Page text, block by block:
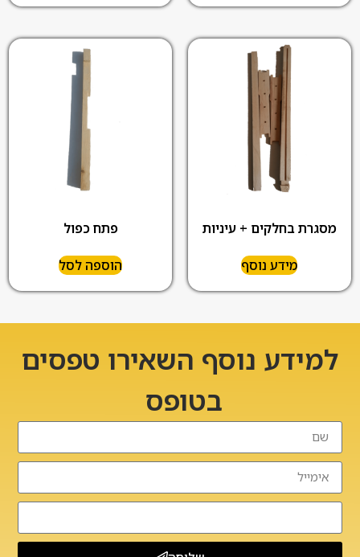
מסגרת בחלקים + עיניות
מידע נוסף
פתח כפול
הוספה לסל
למידע נוסף השאירו טפסים
בטופס